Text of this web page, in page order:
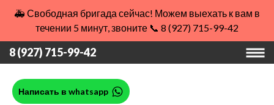
🚑 Свободная бригада сейчас! Можем выехать к вам в
течении 5 минут, звоните 📞 8 (927) 715-99-42
8 (927) 715-99-42
Написать в whatsapp